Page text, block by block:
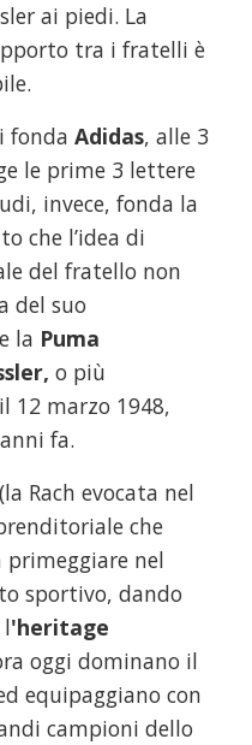
ai piedi. La
tra i fratelli è
fonda Adidas, alle 3
le prime 3 lettere
invece, fonda la
che l’idea di
del fratello non
del suo
la Puma
o più
12 marzo 1948,
fa.
Rach evocata nel
che
primeggiare nel
sportivo, dando
l'heritage
oggi dominano il
equipaggiano con
campioni dello